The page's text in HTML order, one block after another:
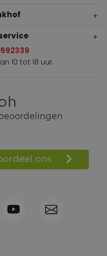
100,=
10 tot 18 uur.